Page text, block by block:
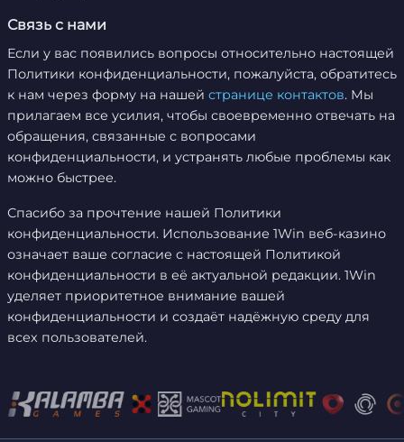
Связь с нами
Если у вас появились вопросы относительно настоящей
Политики конфиденциальности, пожалуйста, обратитесь
к нам через форму на нашей странице контактов. Мы
прилагаем все усилия, чтобы своевременно отвечать на
обращения, связанные с вопросами
конфиденциальности, и устранять любые проблемы как
можно быстрее.
Спасибо за прочтение нашей Политики
конфиденциальности. Использование 1Win веб-казино
означает ваше согласие с настоящей Политикой
конфиденциальности в её актуальной редакции. 1Win
уделяет приоритетное внимание вашей
конфиденциальности и создаёт надёжную среду для
всех пользователей.